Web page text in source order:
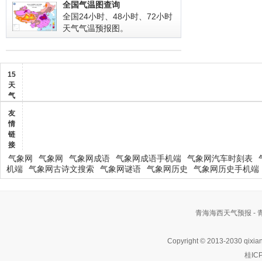
全国气温图查询
全国24小时、48小时、72小时
天气气温预报图。
15
天
气
友
情
链
接
气象网 气象网 气象网成语 气象网成语手机端 气象网汽车时刻表
机端
气象网古诗文搜索 气象网谜语 气象网历史 气象网历史手机端
青海海西天气预报 -
Copyright © 2013-2030
桂